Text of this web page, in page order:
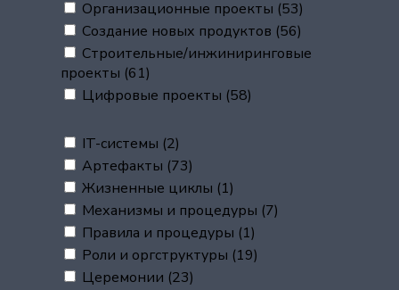
Организационные проекты (53)
Создание новых продуктов (56)
Строительные/инжиниринговые
проекты (61)
Цифровые проекты (58)
IT-системы (2)
Артефакты (73)
Жизненные циклы (1)
Механизмы и процедуры (7)
Правила и процедуры (1)
Роли и оргструктуры (19)
Церемонии (23)